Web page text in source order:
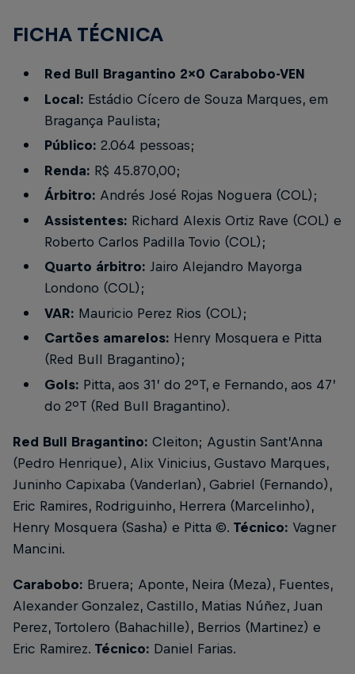
FICHA TÉCNICA
Red Bull Bragantino 2x0 Carabobo-VEN
Local: Estádio Cícero de Souza Marques, em
Bragança Paulista;
Público: 2.064 pessoas;
Renda: R$ 45.870,00;
Árbitro: Andrés José Rojas Noguera (COL);
Assistentes: Richard Alexis Ortiz Rave (COL) e
Roberto Carlos Padilla Tovio (COL);
Quarto árbitro: Jairo Alejandro Mayorga
Londono (COL);
VAR: Mauricio Perez Rios (COL);
Cartões amarelos: Henry Mosquera e Pitta
(Red Bull Bragantino);
Gols: Pitta, aos 31’ do 2ºT, e Fernando, aos 47’
do 2ºT (Red Bull Bragantino).
Red Bull Bragantino: Cleiton; Agustin Sant’Anna
(Pedro Henrique), Alix Vinicius, Gustavo Marques,
Juninho Capixaba (Vanderlan), Gabriel (Fernando),
Eric Ramires, Rodriguinho, Herrera (Marcelinho),
Henry Mosquera (Sasha) e Pitta ©. Técnico: Vagner
Mancini.
Carabobo: Bruera; Aponte, Neira (Meza), Fuentes,
Alexander Gonzalez, Castillo, Matias Núñez, Juan
Perez, Tortolero (Bahachille), Berrios (Martinez) e
Eric Ramirez. Técnico: Daniel Farias.